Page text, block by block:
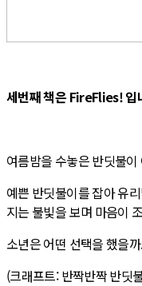
세번째 책은 FireFlies! 입
여름밤을 수놓은 반딧불이
예쁜 반딧불이를 잡아 유
지는 불빛을 보며 마음이
소년은 어떤 선택을 했을
(크래프트: 반짝반짝 반딧